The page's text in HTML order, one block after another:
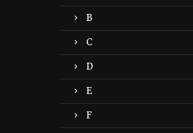
B
C
D
E
F